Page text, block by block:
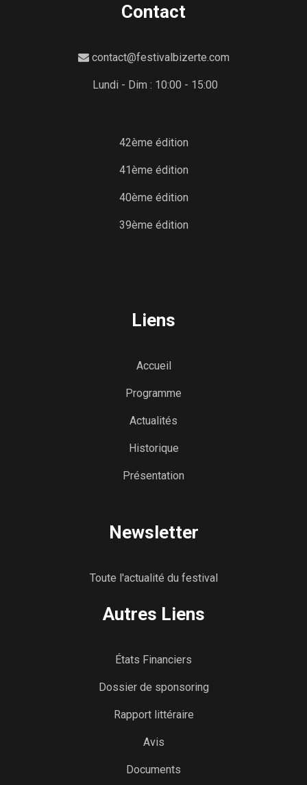
Contact
contact@festivalbizerte.com
Lundi - Dim : 10:00 - 15:00
42ème édition
41ème édition
40ème édition
39ème édition
Liens
Accueil
Programme
Actualités
Historique
Présentation
Newsletter
Toute l'actualité du festival
Autres Liens
États Financiers
Dossier de sponsoring
Rapport littéraire
Avis
Documents